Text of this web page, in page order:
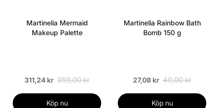
Martinelia Mermaid
Makeup Palette
311,24 kr 359,00 kr
Köp nu
Martinelia Rainbow Bath
Bomb 150 g
27,08 kr 40,00 kr
Köp nu